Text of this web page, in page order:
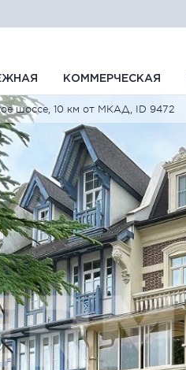
КОММЕРЧЕСКАЯ
шоссе, 10 км от МКАД, ID 9472